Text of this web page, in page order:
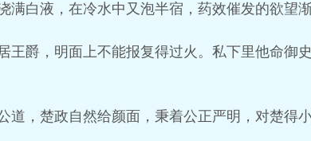
白液，在冷水中又泡半宿，药效催发的欲望渐
王爵，明面上不能报复得过火。私下里他命
道，楚政自然给颜面，秉着公正严明，对楚得